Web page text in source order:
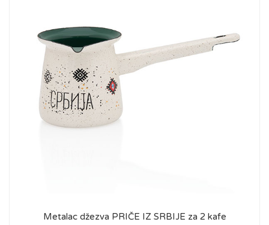
Metalac džezva PRIČE IZ SRBIJE za 2 kafe